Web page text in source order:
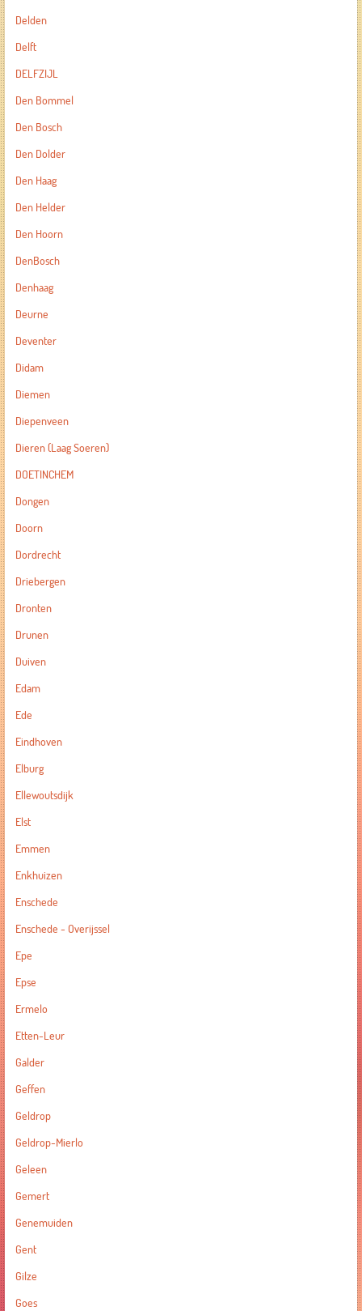
Delden
Delft
DELFZIJL
Den Bommel
Den Bosch
Den Dolder
Den Haag
Den Helder
Den Hoorn
DenBosch
Denhaag
Deurne
Deventer
Didam
Diemen
Diepenveen
Dieren (Laag Soeren)
DOETINCHEM
Dongen
Doorn
Dordrecht
Driebergen
Dronten
Drunen
Duiven
Edam
Ede
Eindhoven
Elburg
Ellewoutsdijk
Elst
Emmen
Enkhuizen
Enschede
Enschede - Overijssel
Epe
Epse
Ermelo
Etten-Leur
Galder
Geffen
Geldrop
Geldrop-Mierlo
Geleen
Gemert
Genemuiden
Gent
Gilze
Goes